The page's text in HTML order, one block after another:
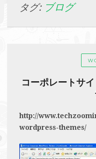
タグ: ブログ
コーポレートサ
http://
wordpress-themes/